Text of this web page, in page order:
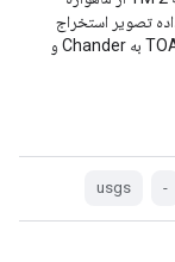
از فراداده تصویر استخراج
می‌شوند. برای جزئیات بیشتر در مورد محاسبه TOA به Chander و
-
usgs